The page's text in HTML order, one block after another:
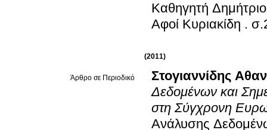
Καθηγητή
Αφοί Κυριακίδη .
(2011)
Άρθρο σε Περιοδικό
Στογιαννίδης
Δεδομένων και
στη Σύγχρονη
Ανάλυσης